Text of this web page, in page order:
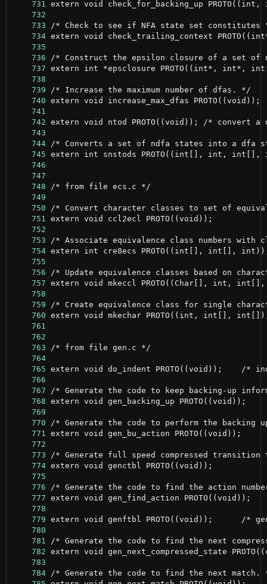
    731
    732
    733
    734
    735
    736
    737
    738
    739
    740
    741
    742
    743
    744
    745
    746
    747
    748
    749
    750
    751
    752
    753
    754
    755
    756
    757
    758
    759
    760
    761
    762
    763
    764
    765
    766
    767
    768
    769
    770
    771
    772
    773
    774
    775
    776
    777
    778
    779
    780
    781
    782
    783
    784